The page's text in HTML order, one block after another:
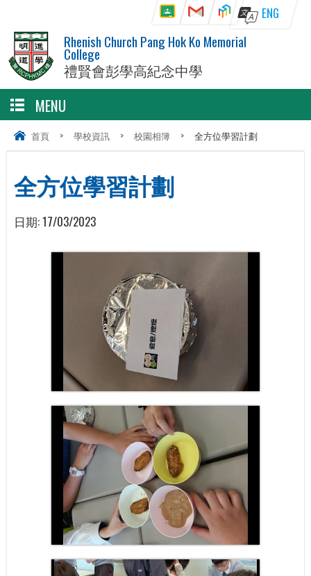
Rhenish Church Pang Hok Ko Memorial
College
禮賢會彭學高紀念中學
ENG
MENU
首頁 > 學校資訊 > 校園相簿 > 全方位學習計劃
全方位學習計劃
日期:17/03/2023